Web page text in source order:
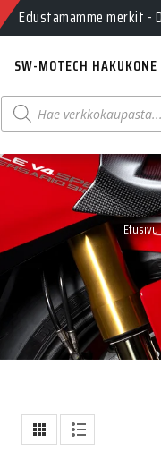
Edustamamme merkit -
SW-MOTECH HAKUKONE
Products
search
Etusivu